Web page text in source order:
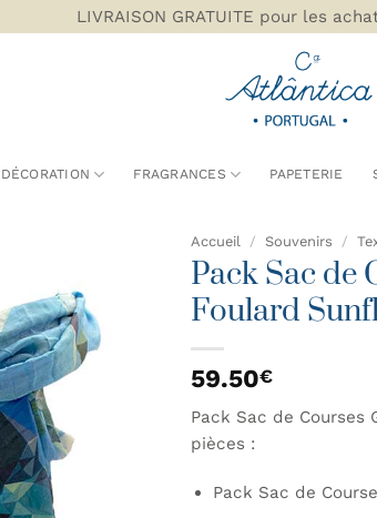
LIVRAISON GRATUITE pour les
DÉCORATION FRAGRANCES PAPETERIE
AJOUTER
À MA
LISTE DE
SOUHAITS
Accueil / Souvenirs /
Pack Sac de
Foulard
59.50€
Pack Sac de Courses
pièces :
Pack Sac de